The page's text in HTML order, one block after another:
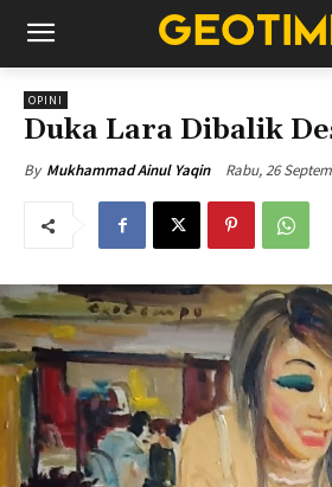
OPINI
Duka Lara Dibalik
By Mukhammad Ainul Yaqin Rabu, 26